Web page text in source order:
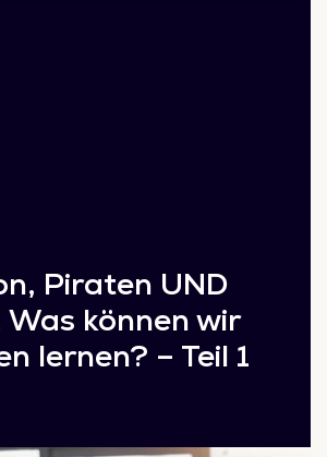
Piraten UND
Was können wir
lernen? – Teil 1